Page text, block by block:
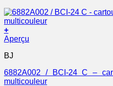
+
Aperçu
BJ
6882A002 / BCI-24 C –
multicouleur